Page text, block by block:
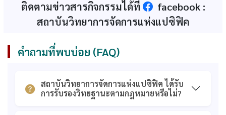
มหาบัณฑิต (2560) เที่ยวและการโรงแรม
ก.พ. รับรองคุณวุฒิ
มหาบัณฑิต
เอกสารการรับรอง
ส.ก.อ. (รวม)
เอกชน
ติดตามข่าวสารกิจกรรมได้ที่
facebook :
สถาบันวิทยาการจัดการแห่งแปซิฟิค
คำถามที่พบบ่อย (FAQ)
สถาบันวิทยาการจัดการแห่งแปซิฟิค ได้รับ
การรับรองวิทยฐานะตามกฎหมายหรือไม่?